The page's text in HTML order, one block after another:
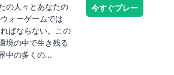
の人々とあなたの
ォーゲームでは
ばならない。この
境の中で生き残る
中の多くの...
今すぐプレー